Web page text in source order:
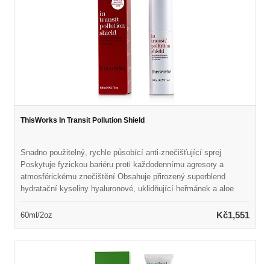
ThisWorks In Transit Pollution Shield
Snadno použitelný, rychle působící anti-znečišťující sprej
Poskytuje fyzickou bariéru proti každodennímu agresory a
atmosférickému znečištění Obsahuje přirozený superblend
hydratační kyseliny hyaluronové, uklidňující heřmánek a aloe
polysacharidem pro zachycení částic uhlíku, těžké kovy a
60ml/2oz Kč1,551